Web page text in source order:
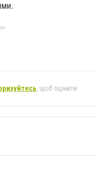
, щоб оцінити